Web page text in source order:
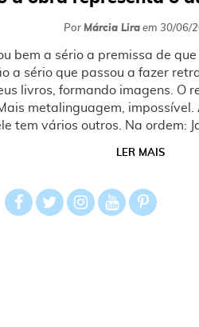
PorMárcia Lira em30/06/
bem a sério a premissa de
a sério que passou a fazer
livros, formando imagens. O
metalinguagem, impossível.
tem vários outros. Na ordem:
LER MAIS